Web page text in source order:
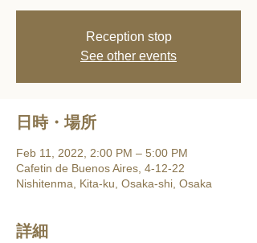
Reception stop
See other events
日時・場所
Feb 11, 2022, 2:00 PM – 5:00 PM
Cafetin de Buenos Aires, 4-12-22
Nishitenma, Kita-ku, Osaka-shi, Osaka
詳細